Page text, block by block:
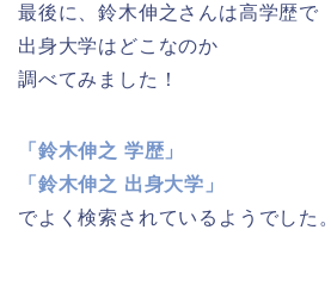
最後に、鈴木伸之さんは高学歴で
出身大学はどこなのか
調べてみました！
「鈴木伸之 学歴」
「鈴木伸之 出身大学」
でよく検索されているようでした。